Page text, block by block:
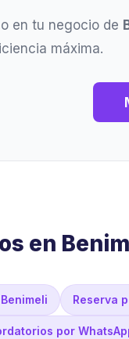
en tu negocio de
máxima.
en
Reserva
por